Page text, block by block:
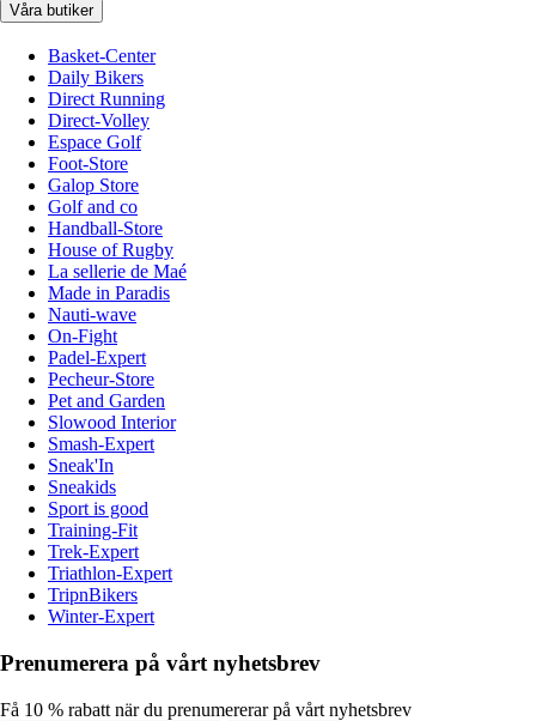
Våra butiker
Basket-Center
Daily Bikers
Direct Running
Direct-Volley
Espace Golf
Foot-Store
Galop Store
Golf and co
Handball-Store
House of Rugby
La sellerie de Maé
Made in Paradis
Nauti-wave
On-Fight
Padel-Expert
Pecheur-Store
Pet and Garden
Slowood Interior
Smash-Expert
Sneak'In
Sneakids
Sport is good
Training-Fit
Trek-Expert
Triathlon-Expert
TripnBikers
Winter-Expert
Prenumerera på vårt nyhetsbrev
Få 10 % rabatt när du prenumererar på vårt nyhetsbrev